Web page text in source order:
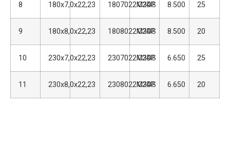
8 180x7,0x22,23 1807022M3DS
C24P 8.500 25
9 180x8,0x22,23 1808022M3DS
C24P 8.500 20
10 230x7,0x22,23 2307022M3DS
C24P 6.650 25
11 230x8,0x22,23 2308022M3DS
C24P 6.650 20